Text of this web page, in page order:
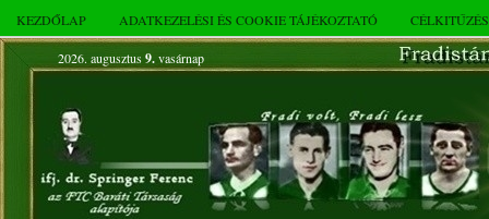
KEZDŐLAP ADATKEZELÉSI ÉS COOKIE TÁJÉKOZTATÓ
2026. augusztus 9.vasárnap